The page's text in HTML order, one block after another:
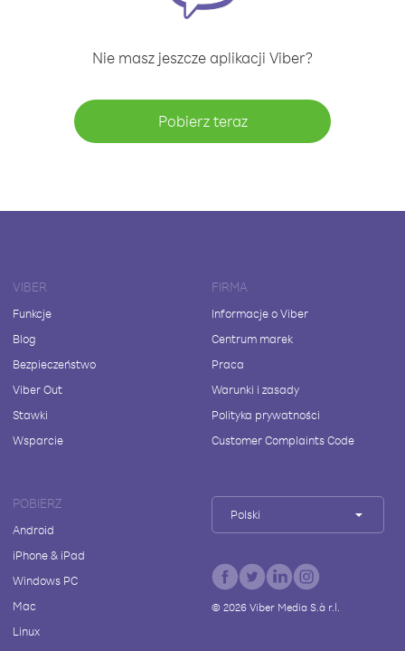
Nie masz jeszcze aplikacji Viber?
Pobierz teraz
VIBER
Funkcje
Blog
Bezpieczeństwo
Viber Out
Stawki
Wsparcie
FIRMA
Informacje o Viber
Centrum marek
Praca
Warunki i zasady
Polityka prywatności
Customer Complaints Code
POBIERZ
Android
iPhone & iPad
Windows PC
Mac
Linux
Polski
© 2026Viber Media S.à r.l.